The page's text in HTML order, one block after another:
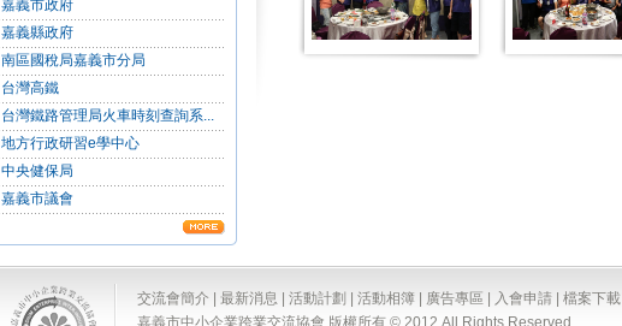
嘉義市政府
嘉義縣政府
南區國稅局嘉義市分局
台灣高鐵
台灣鐵路管理局火車時刻查詢系...
地方行政研習e學中心
中央健保局
嘉義市議會
交流會簡介 最新消息 活動計劃 活動相簿 廣告專區 入會申請 檔案下載
嘉義市中小企業跨業交流協會 版權所有 © 2012 All Rights Reserved.